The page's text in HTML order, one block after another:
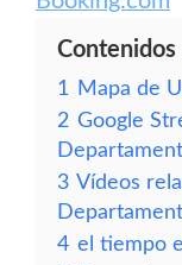
Contenidos
1
Mapa de
2 Google
3 Vídeos
4 el tiempo